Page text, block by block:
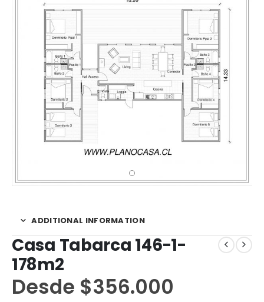
ADDITIONAL INFORMATION
Casa Tabarca 146-1-
178m2
Desde $356.000